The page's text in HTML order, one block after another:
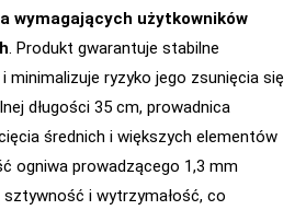
wymagających użytkowników
. Produkt gwarantuje stabilne
minimalizuje ryzyko jego zsunięcia się
długości 35 cm, prowadnica
średnich i większych elementów
ogniwa prowadzącego 1,3 mm
sztywność i wytrzymałość, co